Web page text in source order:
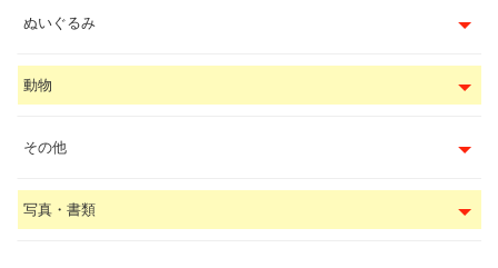
ぬいぐるみ
動物
その他
写真・書類